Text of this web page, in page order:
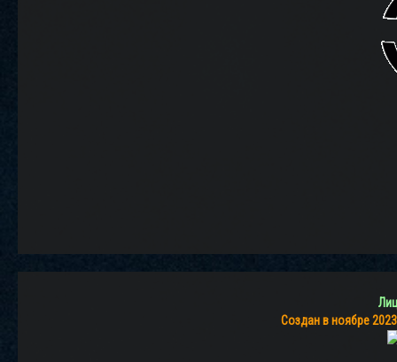
Создан в ноябре